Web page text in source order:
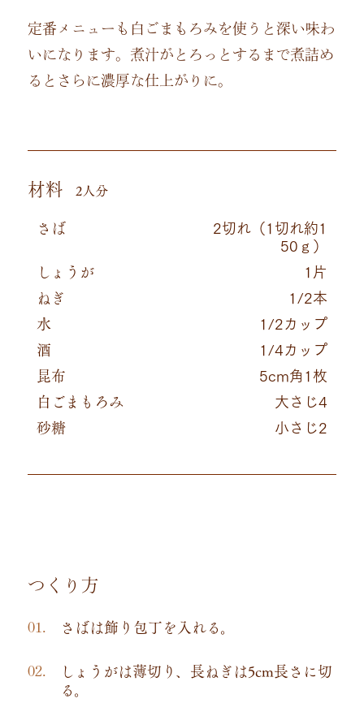
定番メニューも白ごまもろみを使うと深い味わ
いになります。煮汁がとろっとするまで煮詰め
るとさらに濃厚な仕上がりに。
材料 2人分
さば 2切れ（1切れ約1
50ｇ）
しょうが 1片
ねぎ 1/2本
水 1/2カップ
酒 1/4カップ
昆布 5cm角1枚
白ごまもろみ 大さじ4
砂糖 小さじ2
つくり方
さばは飾り包丁を入れる。
しょうがは薄切り、長ねぎは5cm長さに切
る。